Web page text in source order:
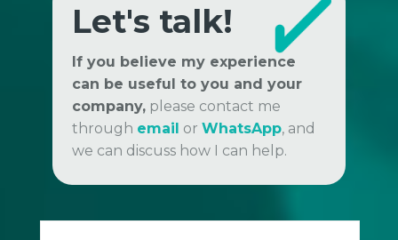
Let's talk!
If you believe my experience
can be useful to you and your
company, please contact me
through email or WhatsApp, and
we can discuss how I can help.